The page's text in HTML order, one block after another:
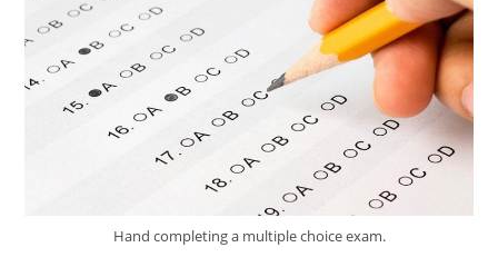
Hand completing a multiple choice exam.